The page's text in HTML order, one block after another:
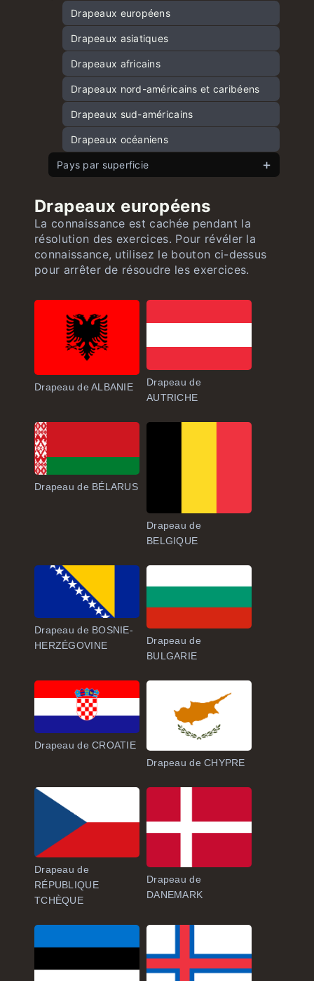
Capitales d’Asie
Capitales d’Amérique du Nord et des
Caraïbes
Capitales d’Amérique du Sud
Capitales d’Afrique
Capitales d’Océanie
Drapeaux européens
Drapeaux asiatiques
Drapeaux africains
Drapeaux nord-américains et caribéens
Drapeaux sud-américains
Drapeaux océaniens
Pays par superficie
Pays asiatiques par superficie
Pays américains par superficie
Pays africains par superficie
Drapeaux européens
La connaissance est cachée pendant la
résolution des exercices. Pour révéler la
connaissance, utilisez le bouton ci-dessus
pour arrêter de résoudre les exercices.
Drapeau de ALBANIE
Drapeau de
AUTRICHE
Drapeau de BÉLARUS
Drapeau de
BELGIQUE
Drapeau de BOSNIE-
HERZÉGOVINE
Drapeau de
BULGARIE
Drapeau de CROATIE
Drapeau de CHYPRE
Drapeau de
RÉPUBLIQUE
TCHÈQUE
Drapeau de
DANEMARK